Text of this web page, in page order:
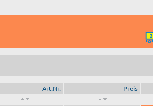
Art.Nr. Preis